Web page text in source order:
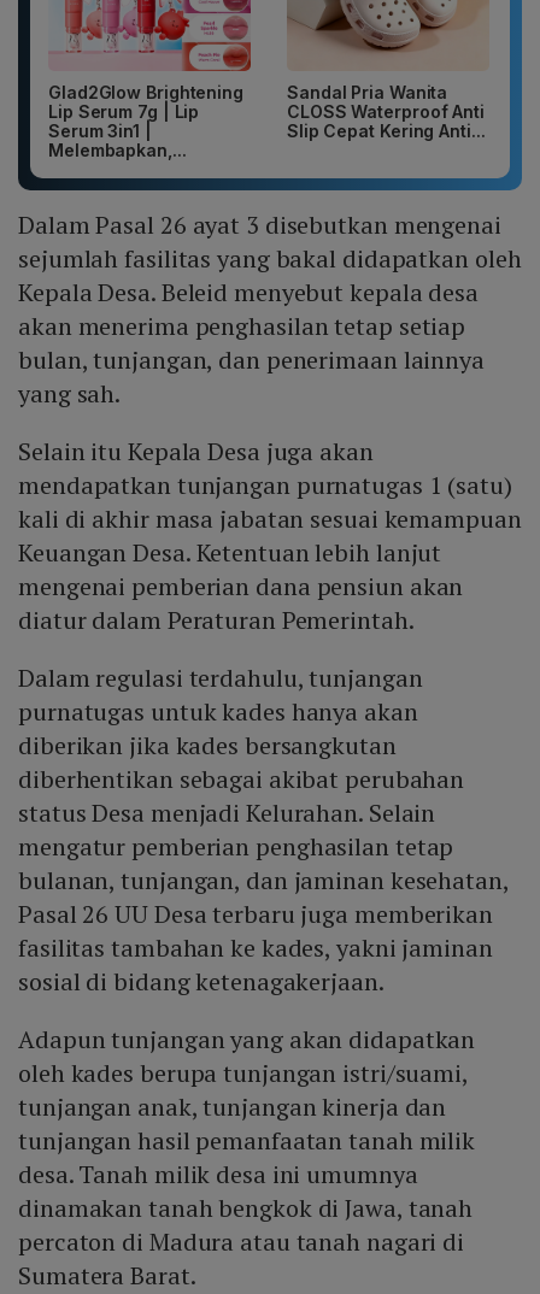
Glad2Glow Brightening
Lip Serum 7g | Lip
Serum 3in1 |
Melembapkan,...
Sandal Pria Wanita
CLOSS Waterproof Anti
Slip Cepat Kering Anti...
Dalam Pasal 26 ayat 3 disebutkan mengenai
sejumlah fasilitas yang bakal didapatkan oleh
Kepala Desa. Beleid menyebut kepala desa
akan menerima penghasilan tetap setiap
bulan, tunjangan, dan penerimaan lainnya
yang sah.
Selain itu Kepala Desa juga akan
mendapatkan tunjangan purnatugas 1 (satu)
kali di akhir masa jabatan sesuai kemampuan
Keuangan Desa. Ketentuan lebih lanjut
mengenai pemberian dana pensiun akan
diatur dalam Peraturan Pemerintah.
Dalam regulasi terdahulu, tunjangan
purnatugas untuk kades hanya akan
diberikan jika kades bersangkutan
diberhentikan sebagai akibat perubahan
status Desa menjadi Kelurahan. Selain
mengatur pemberian penghasilan tetap
bulanan, tunjangan, dan jaminan kesehatan,
Pasal 26 UU Desa terbaru juga memberikan
fasilitas tambahan ke kades, yakni jaminan
sosial di bidang ketenagakerjaan.
Adapun tunjangan yang akan didapatkan
oleh kades berupa tunjangan istri/suami,
tunjangan anak, tunjangan kinerja dan
tunjangan hasil pemanfaatan tanah milik
desa. Tanah milik desa ini umumnya
dinamakan tanah bengkok di Jawa, tanah
percaton di Madura atau tanah nagari di
Sumatera Barat.